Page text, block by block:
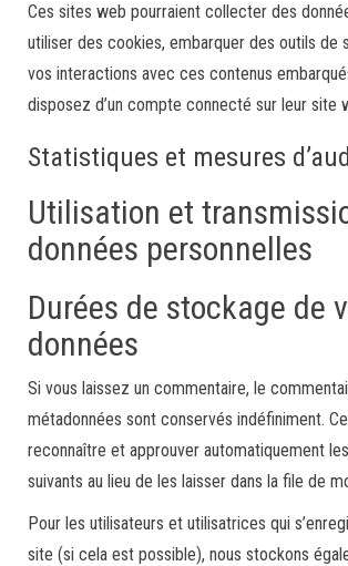
Ces sites web pourraient collecter des
utiliser des cookies, embarquer des outils de
vos interactions avec ces contenus
disposez d’un compte connecté sur leur site
Statistiques et mesures
Utilisation et
données personnelles
Durées de stockage de
données
Si vous laissez un commentaire, le
métadonnées sont conservés indéfiniment.
reconnaître et approuver automatiquement
suivants au lieu de les laisser dans la file de
Pour les utilisateurs et utilisatrices qui
site (si cela est possible), nous stockons